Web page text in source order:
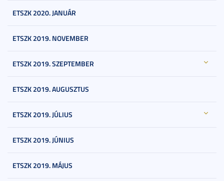
ETSZK 2020. JANUÁR
ETSZK 2019. NOVEMBER
ETSZK 2019. SZEPTEMBER
ETSZK 2019. AUGUSZTUS
ETSZK 2019. JÚLIUS
ETSZK 2019. JÚNIUS
ETSZK 2019. MÁJUS